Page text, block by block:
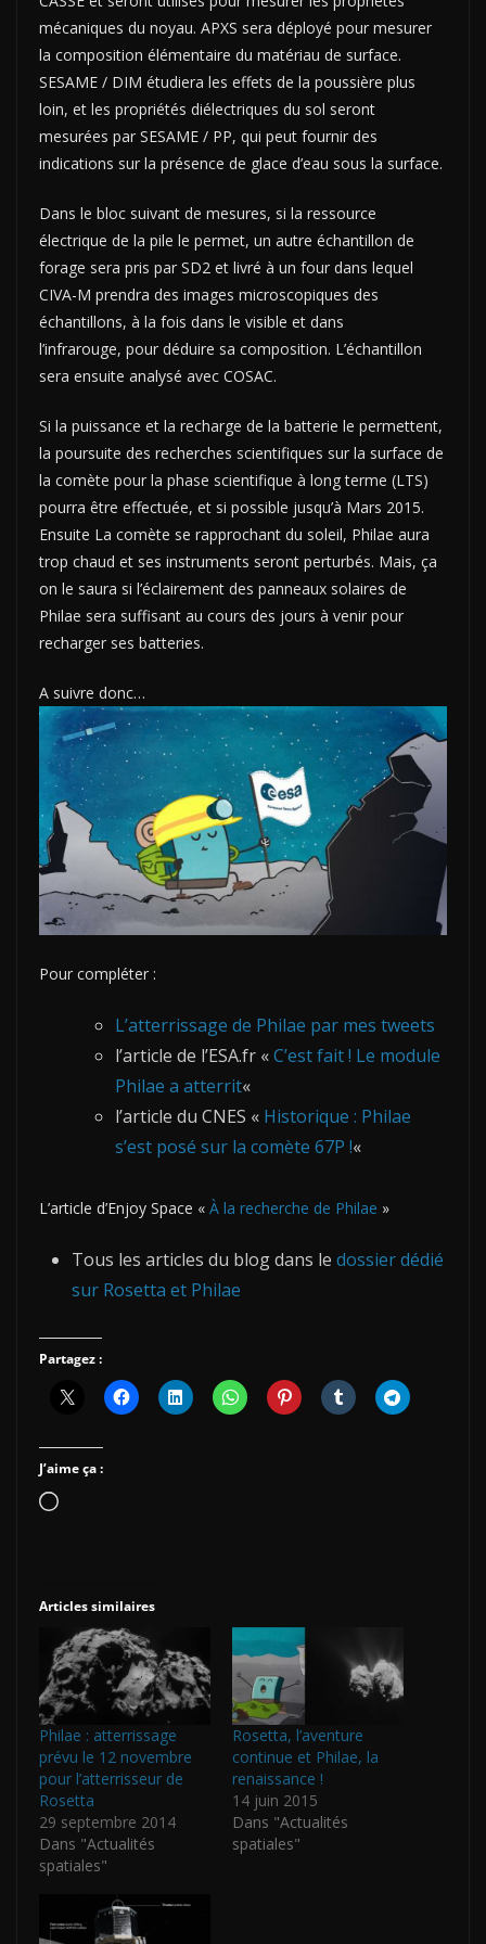
mécaniques du noyau. APXS sera déployé pour mesurer
la composition élémentaire du matériau de surface.
SESAME / DIM étudiera les effets de la poussière plus
loin, et les propriétés diélectriques du sol seront
mesurées par SESAME / PP, qui peut fournir des
indications sur la présence de glace d’eau sous la surface.
Dans le bloc suivant de mesures, si la ressource
électrique de la pile le permet, un autre échantillon de
forage sera pris par SD2 et livré à un four dans lequel
CIVA-M prendra des images microscopiques des
échantillons, à la fois dans le visible et dans
l’infrarouge, pour déduire sa composition. L’échantillon
sera ensuite analysé avec COSAC.
Si la puissance et la recharge de la batterie le permettent,
la poursuite des recherches scientifiques sur la surface de
la comète pour la phase scientifique à long terme (LTS)
pourra être effectuée, et si possible jusqu’à Mars 2015.
Ensuite La comète se rapprochant du soleil, Philae aura
trop chaud et ses instruments seront perturbés. Mais, ça
on le saura si l’éclairement des panneaux solaires de
Philae sera suffisant au cours des jours à venir pour
recharger ses batteries.
A suivre donc…
Pour compléter :
L’atterrissage de Philae par mes tweets
l’article de l’ESA.fr «C’est fait ! Le module
Philae a atterrit«
l’article du CNES « Historique : Philae
s’est posé sur la comète 67P !«
L’article d’Enjoy Space « À la recherche de Philae »
Tous les articles du blog dans le dossier dédié
sur Rosetta et Philae
Partagez :
J’aime ça :
Chargement…
Articles similaires
Philae : atterrissage
prévu le 12 novembre
pour l’atterrisseur de
Rosetta
29 septembre 2014
Dans "Actualités
spatiales"
Rosetta, l’aventure
continue et Philae, la
renaissance !
14 juin 2015
Dans "Actualités
spatiales"